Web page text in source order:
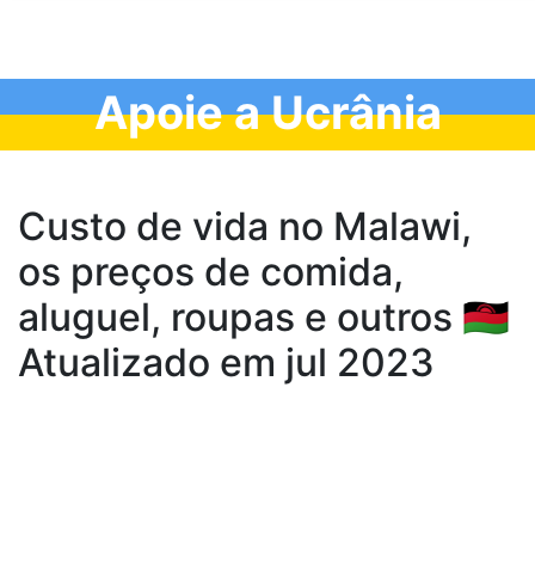
Apoie a Ucrânia
Custo de vida no Malawi,
os preços de comida,
aluguel, roupas e outros 🇲🇼
Atualizado em jul 2023